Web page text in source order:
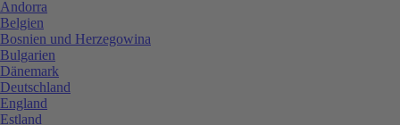
Andorra
Belgien
Bosnien und Herzegowina
Bulgarien
Dänemark
Deutschland
England
Estland